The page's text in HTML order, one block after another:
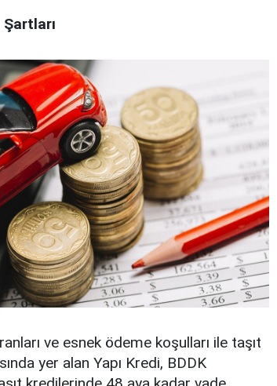
ve esnek ödeme koşulları ile taşıt
yer alan Yapı Kredi, BDDK